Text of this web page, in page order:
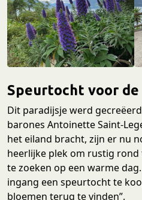
Speurtocht voor de
Dit paradijsje werd
barones Antoinette Saint-
het eiland bracht, zijn er nu
heerlijke plek om rustig
te zoeken op een warme
ingang een speurtocht te
bloemen terug te vinden”.